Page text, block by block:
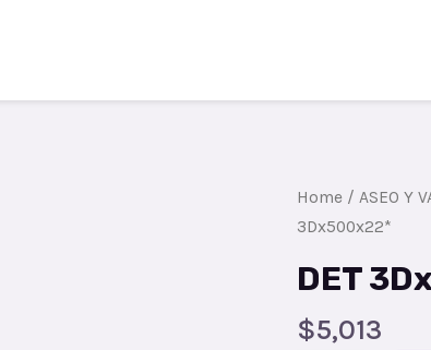
Home / ASEO Y
3Dx500x22*
DET
$5,013